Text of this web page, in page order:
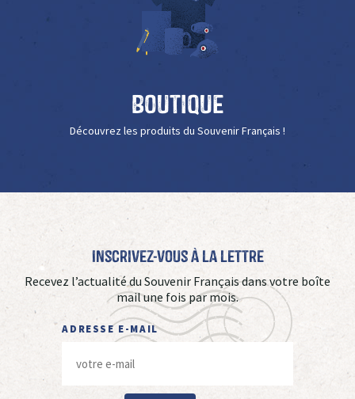
Boutique
Découvrez les produits du Souvenir Français !
Inscrivez-vous à La Lettre
Recevez l’actualité du Souvenir Français dans votre boîte
mail une fois par mois.
ADRESSE E-MAIL